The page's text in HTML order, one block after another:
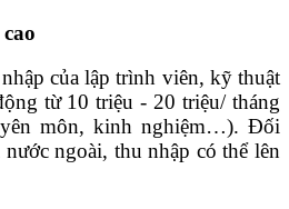
của lập trình viên, kỹ thuật
từ 10 triệu - 20 triệu/ tháng
môn, kinh nghiệm…). Đối
ngoài, thu nhập có thể lên